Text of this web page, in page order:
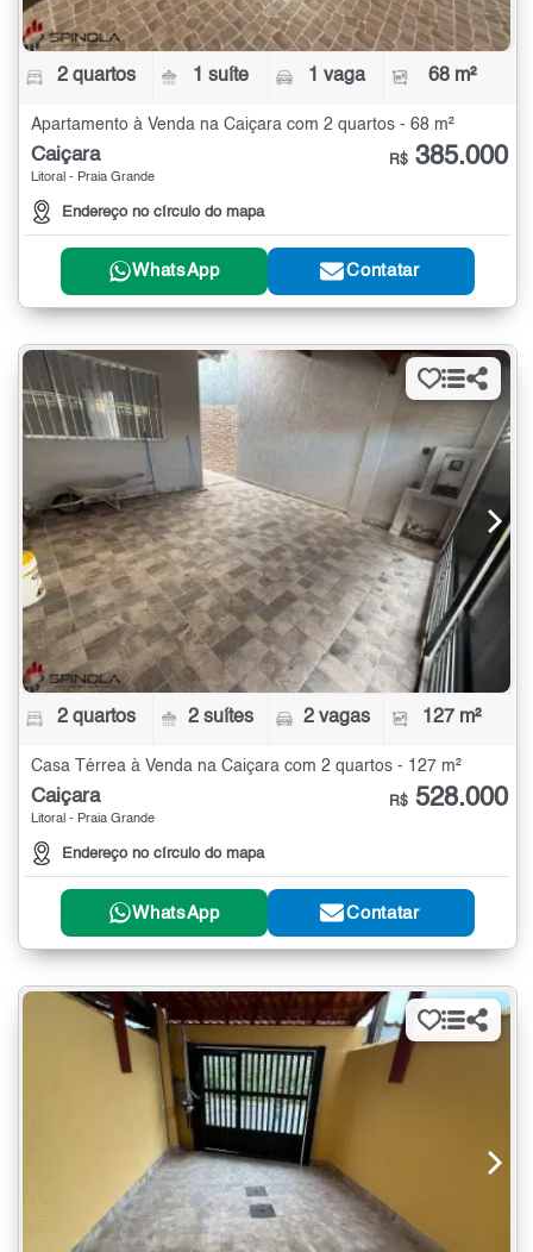
2 quartos 1 suíte 1 vaga 68 m²
Apartamento à Venda na Caiçara com 2 quartos - 68 m²
Caiçara
Litoral - Praia Grande
Endereço no círculo do mapa
R$ 385.000
WhatsApp Contatar
2 quartos 2 suítes 2 vagas 127 m²
Casa Térrea à Venda na Caiçara com 2 quartos - 127 m²
Caiçara
Litoral - Praia Grande
Endereço no círculo do mapa
R$ 528.000
WhatsApp Contatar